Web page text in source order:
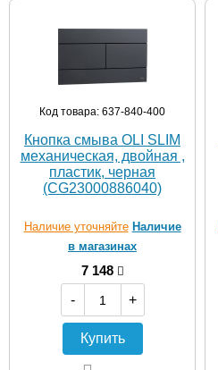
Код товара: 637-840-400
Кнопка смыва OLI SLIM
механическая, двойная ,
пластик, черная
(CG23000886040)
Наличие уточняйте Наличие
в магазинах
7 148
-
+
Купить